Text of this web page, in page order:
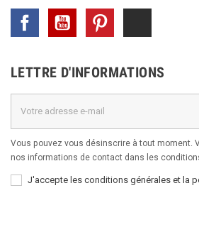
Facebook YouTube
LETTRE D'INFORMATIONS
Vous pouvez vous désinscrire à tout moment.
nos informations de contact dans les
J'accepte les conditions générales et la